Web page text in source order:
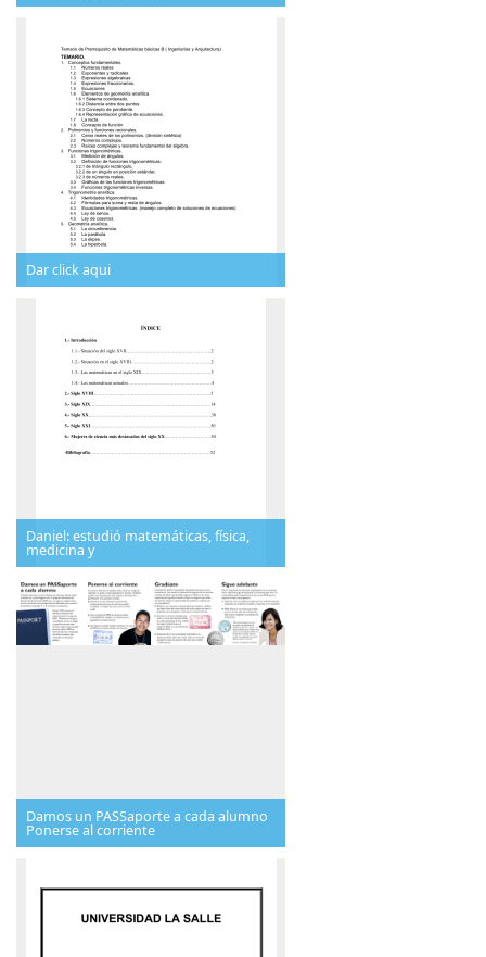
Dar click aqui
Daniel: estudió matemáticas, física,
medicina y
Damos un PASSaporte a cada alumno
Ponerse al corriente